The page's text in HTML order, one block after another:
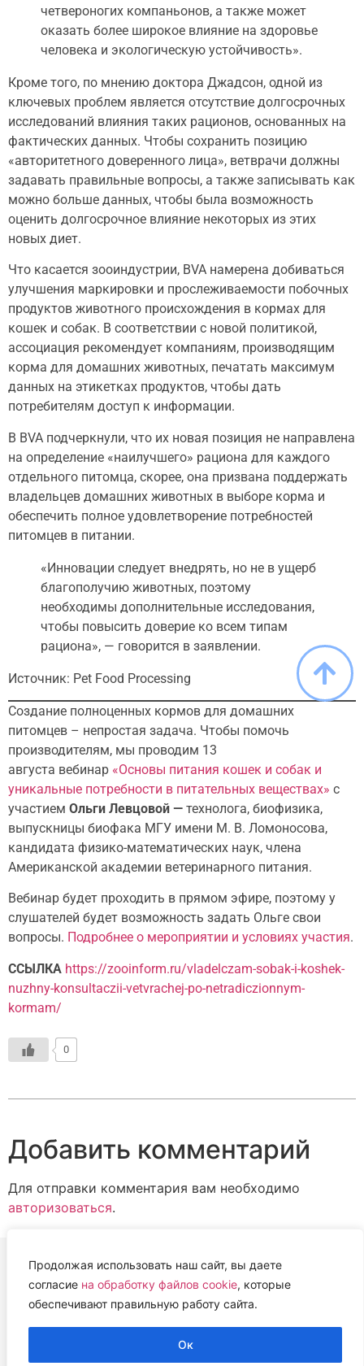
Продолжая использовать наш сайт, вы даете
согласие на обработку файлов cookie, которые
обеспечивают правильную работу сайта.
Ок
четвероногих компаньонов, а также может
оказать более широкое влияние на здоровье
человека и экологическую устойчивость».
Кроме того, по мнению доктора Джадсон, одной из
ключевых проблем является отсутствие долгосрочных
исследований влияния таких рационов, основанных на
фактических данных. Чтобы сохранить позицию
«авторитетного доверенного лица», ветврачи должны
задавать правильные вопросы, а также записывать как
можно больше данных, чтобы была возможность
оценить долгосрочное влияние некоторых из этих
новых диет.
Что касается зооиндустрии, BVA намерена добиваться
улучшения маркировки и прослеживаемости побочных
продуктов животного происхождения в кормах для
кошек и собак. В соответствии с новой политикой,
ассоциация рекомендует компаниям, производящим
корма для домашних животных, печатать максимум
данных на этикетках продуктов, чтобы дать
потребителям доступ к информации.
В BVA подчеркнули, что их новая позиция не направлена
на определение «наилучшего» рациона для каждого
отдельного питомца, скорее, она призвана поддержать
владельцев домашних животных в выборе корма и
обеспечить полное удовлетворение потребностей
питомцев в питании.
«Инновации следует внедрять, но не в ущерб
благополучию животных, поэтому
необходимы дополнительные исследования,
чтобы повысить доверие ко всем типам
рациона», — говорится в заявлении.
Источник: Pet Food Processing
Создание полноценных кормов для домашних
питомцев – непростая задача. Чтобы помочь
производителям, мы проводим 13
августа вебинар «Основы питания кошек и собак и
уникальные потребности в питательных веществах» с
участием Ольги Левцовой — технолога, биофизика,
выпускницы биофака МГУ имени М. В. Ломоносова,
кандидата физико-математических наук, члена
Американской академии ветеринарного питания.
Вебинар будет проходить в прямом эфире, поэтому у
слушателей будет возможность задать Ольге свои
вопросы. Подробнее о мероприятии и условиях участия.
ССЫЛКА https://zooinform.ru/vladelczam-sobak-i-koshek-
nuzhny-konsultaczii-vetvrachej-po-netradiczionnym-
kormam/
0
Добавить комментарий
Для отправки комментария вам необходимо
авторизоваться.
ВЕТЕРИНАРНАЯ АССОЦИАЦИЯ
НИЖЕГОРОДСКОЙ ОБЛАСТИ (НОВА)
2022 г.